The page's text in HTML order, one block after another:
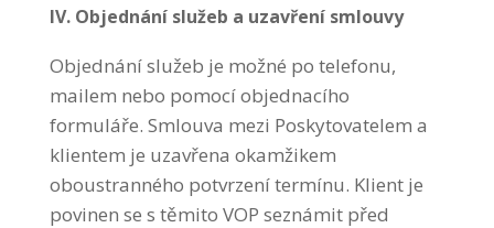
IV. Objednání služeb a uzavření smlouvy
Objednání služeb je možné po telefonu,
mailem nebo pomocí objednacího
formuláře. Smlouva mezi Poskytovatelem a
klientem je uzavřena okamžikem
oboustranného potvrzení termínu. Klient je
povinen se s těmito VOP seznámit před